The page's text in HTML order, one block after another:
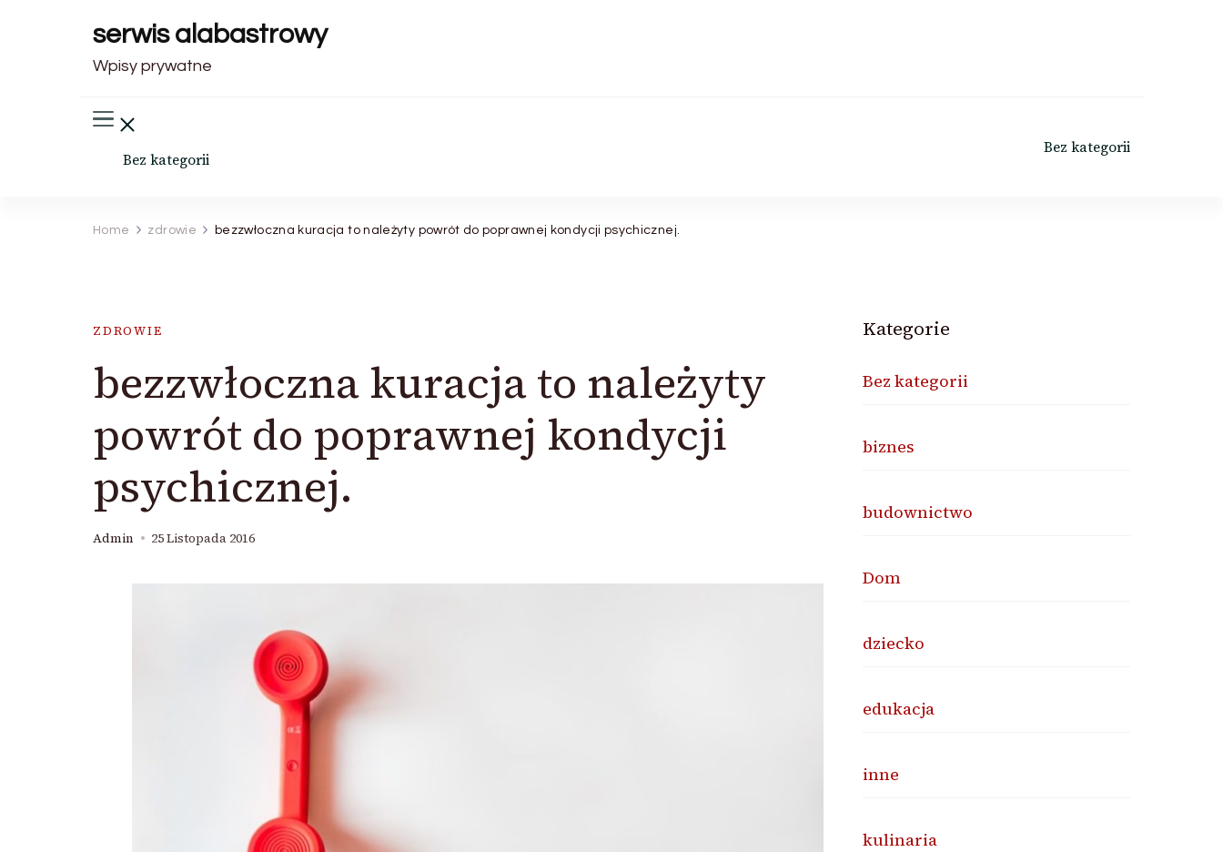
serwis alabastrowy
Wpisy prywatne
Bez kategorii
Bez kategorii
Home zdrowie bezzwłoczna kuracja to należyty powrót do poprawnej kondycji psychicznej.
ZDROWIE
bezzwłoczna kuracja to należyty
powrót do poprawnej kondycji
psychicznej.
Admin 25 Listopada 2016
Kategorie
Bez kategorii
biznes
budownictwo
Dom
dziecko
edukacja
inne
kulinaria